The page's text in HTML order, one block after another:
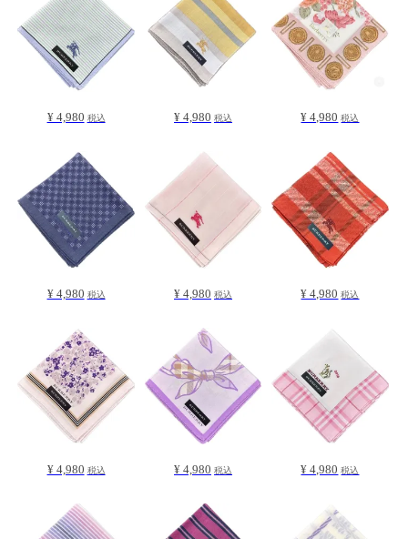
¥ 4,980 税込 ¥ 4,980 税込 ¥ 4,980 税込
¥ 4,980 税込 ¥ 4,980 税込 ¥ 4,980 税込
¥ 4,980 税込 ¥ 4,980 税込 ¥ 4,980 税込